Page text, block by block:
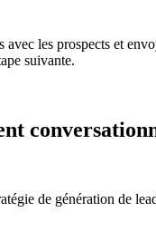
les prospects et
suivante.
de génération de